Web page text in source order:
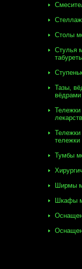
Столы
Стулья
Тазы,
вёдрами
лекарств
тележки
Тумбы
Ширмы
Шкафы